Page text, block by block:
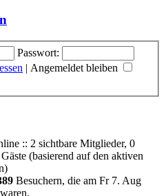
Passwort:
| Angemeldet bleiben
:: 2 sichtbare Mitglieder, 0
(basierend auf den aktiven
Besuchern, die am Fr 7. Aug